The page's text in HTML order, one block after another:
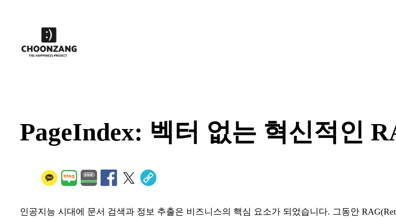
PageIndex: 벡터 없는 혁신적인
인공지능 시대에 문서 검색과 정보 추출은 비즈니스의 핵심 요소가 되었습니다. 그동안